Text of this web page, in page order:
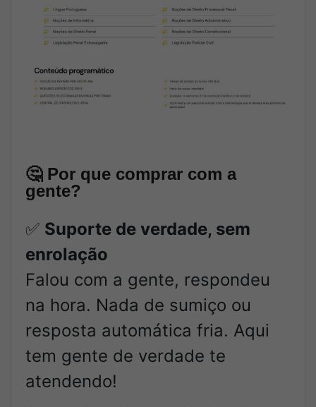
🤔 Por que comprar com a
gente?
✅ Suporte de verdade, sem
enrolação
Falou com a gente, respondeu
na hora. Nada de sumiço ou
resposta automática fria. Aqui
tem gente de verdade te
atendendo!